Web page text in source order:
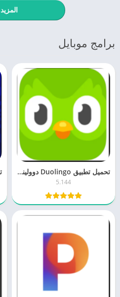
المزيد
برامج موبايل
تحميل تطبيق Duolingo ‏دوولينجو 5.1 لتعلم اللغات مجانا اخر اصدار
5.144